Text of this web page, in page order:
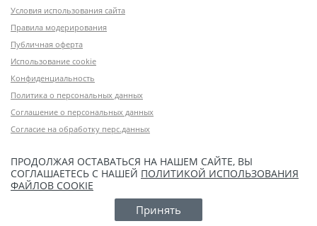
Условия использования сайта
Правила модерирования
Публичная оферта
Использование cookie
Конфиденциальность
Политика о персональных данных
Соглашение о персональных данных
Согласие на обработку перс.данных
ПРОДОЛЖАЯ ОСТАВАТЬСЯ НА НАШЕМ САЙТЕ, ВЫ
СОГЛАШАЕТЕСЬ С НАШЕЙ ПОЛИТИКОЙ ИСПОЛЬЗОВАНИЯ
ФАЙЛОВ COOKIE
Принять